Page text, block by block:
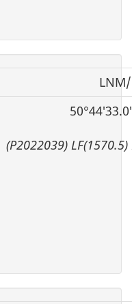
(P2022039)